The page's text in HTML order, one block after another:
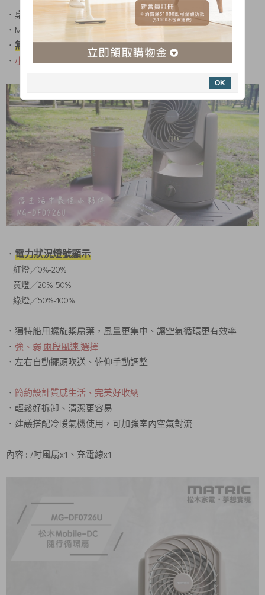
．桌扇/循環扇 二用型
．Mobile-DC馬達，省電又靜音
． 無線便攜走到哪 涼到哪，生活更加便利且舒適
． 小巧而強大的4500mAh大容量電池/USB Type-C充電
． 電力狀況燈號顯示
紅燈／0%-20%
黃燈／20%-50%
綠燈／50%-100%
．獨特船用螺旋槳扇葉，風量更集中、讓空氣循環更有效率
． 強、弱 兩段風速 選擇
．左右自動擺頭吹送、俯仰手動調整
． 簡約設計質感生活、完美好收納
．輕鬆好拆卸、清潔更容易
．建議搭配冷暖氣機使用，可加強室內空氣對流
內容 : 7吋風扇x1、充電線x1
OK